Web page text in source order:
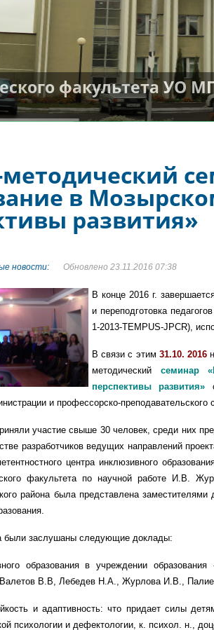
факультета
в
развития»
новости: Обновлено 23.11.2016 07:38
В конце 2016 г.
и переподготовка
1-2013-TEMPUS-JPCR),
В связи с этим 31.10. 2016
методический семинар
перспективы развития»
и профессорско-преподавательского
участие свыше 30 человек, среди них
разработчиков ведущих направлений
центра инклюзивного
факультета по научной работе И.В.
района была представлена
были заслушаны следующие доклады:
образования в учреждении
В.В, Лебедев Н.А., Журлова И.В.,
и адаптивность: что придает силы
психологии и дефектологии, к. психол. н.,